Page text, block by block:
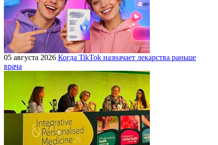
05 августа 2026 Когда TikTok назначает лекарства раньше
врача